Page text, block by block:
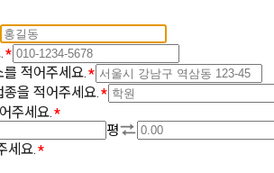
적어주세요.
을 적어주세요.
주세요.
평
세요.